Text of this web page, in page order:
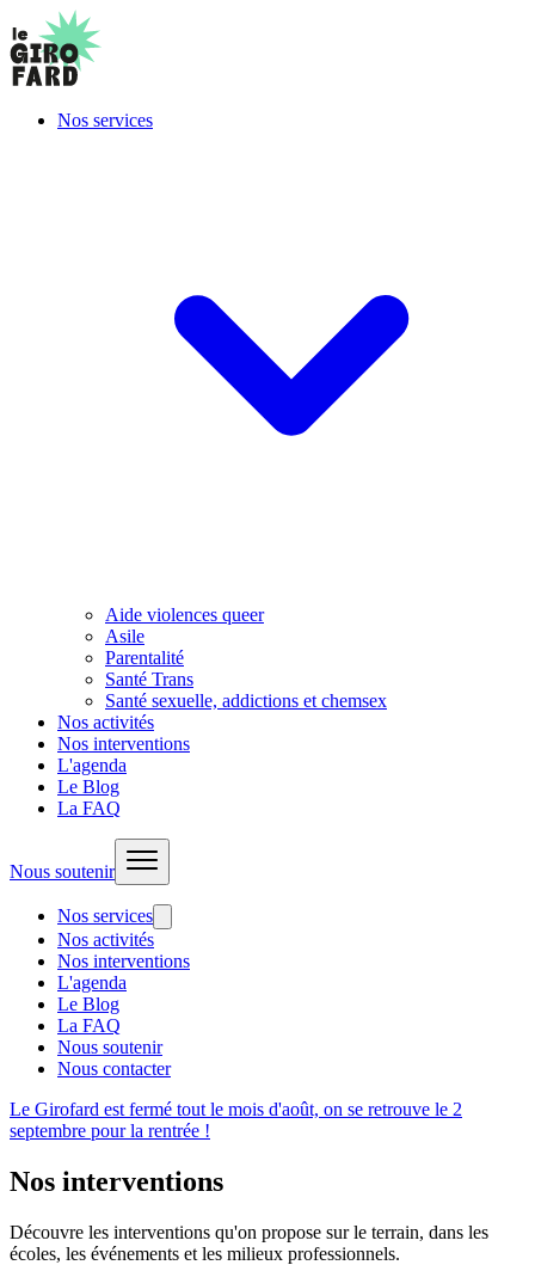
Nos services
Aide violences queer
Asile
Parentalité
Santé Trans
Santé sexuelle, addictions et chemsex
Nos activités
Nos interventions
L'agenda
Le Blog
La FAQ
Nous soutenir
Nos services
Nos activités
Nos interventions
L'agenda
Le Blog
La FAQ
Nous soutenir
Nous contacter
Le Girofard est fermé tout le mois d'août, on se retrouve le 2
septembre pour la rentrée !
Nos interventions
Découvre les interventions qu'on propose sur le terrain, dans les
écoles, les événements et les milieux professionnels.